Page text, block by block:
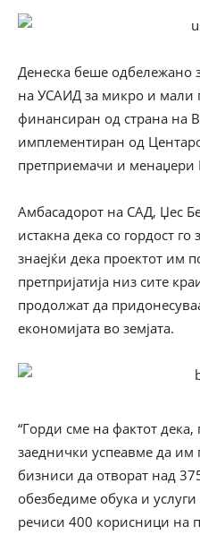
Денеска беше одбележано
на УСАИД за микро и мали
финансиран од страна на
имплементиран од
претприемачи и менаџери
Амбасадорот на САД, Џес
истакна дека со гордост го
знаејќи дека проектот им
претпријатија низ сите
продолжат да
економијата во земјата.
“Горди сме на фактот дека,
заеднички успеавме да
бизниси да отворат над
обезбедиме обука и
речиси 400 корисници на